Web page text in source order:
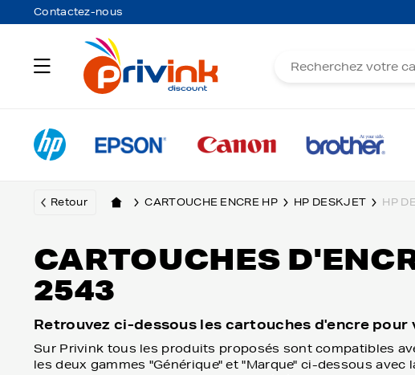
Contactez-nous
Retour CARTOUCHE ENCRE HP HP DESKJET HP
CARTOUCHES
2543
Retrouvez ci-dessous les cartouches d'encre
Sur Privink tous les produits proposés sont compatibles
les deux gammes "Générique" et "Marque" ci-dessous